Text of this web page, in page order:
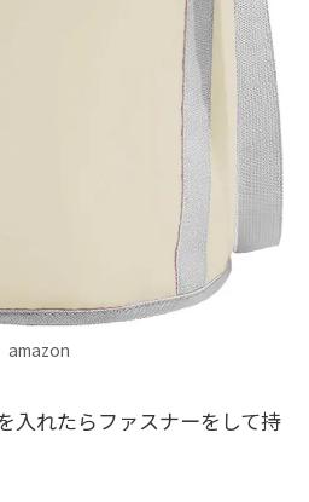
amazon
入れたらファスナーをして持